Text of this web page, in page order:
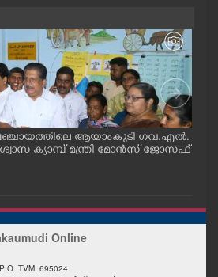
ആയാംകുടി ഗവ.എൽ.
ക്യാമ്പ് മന്ത്രി മോൻസ് ജോസഫ്
Online
O. TVM. 695024